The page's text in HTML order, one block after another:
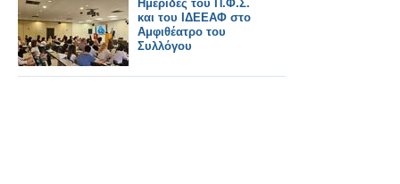
ΠΙΣΩ ΑΠΟ ΤΟ Artemis
II
Ημερίδες του Π.Φ.Σ.
και του ΙΔΕΕΑΦ στο
Αμφιθέατρο του
Συλλόγου